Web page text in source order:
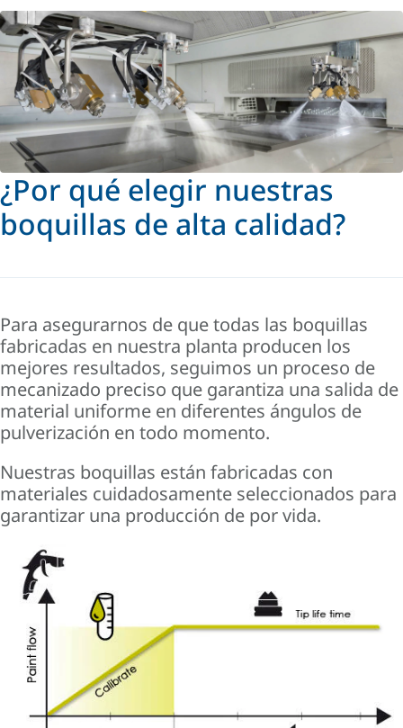
¿Por qué elegir nuestras
boquillas de alta calidad?
Para asegurarnos de que todas las boquillas
fabricadas en nuestra planta producen los
mejores resultados, seguimos un proceso de
mecanizado preciso que garantiza una salida de
material uniforme en diferentes ángulos de
pulverización en todo momento.
Nuestras boquillas están fabricadas con
materiales cuidadosamente seleccionados para
garantizar una producción de por vida.